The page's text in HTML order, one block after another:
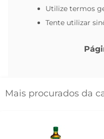
Utilize termos
Tente utilizar
Mais procurados da